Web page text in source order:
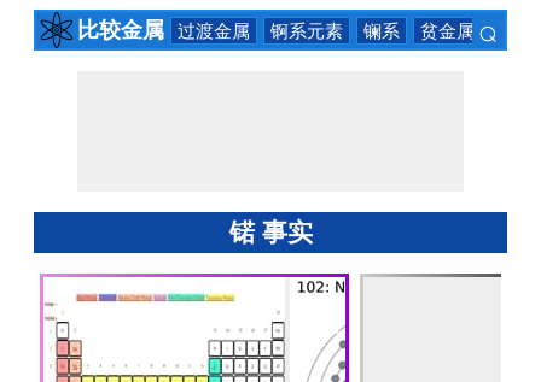
比较金属 过渡金属 锕系元素 镧系 贫金属 ⌕
锘 事实